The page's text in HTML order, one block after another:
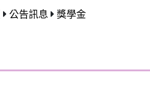
公告訊息 獎學金